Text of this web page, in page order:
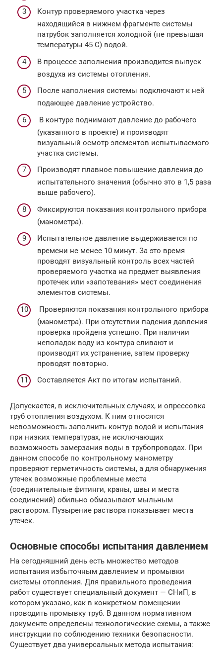
Контур проверяемого участка через
находящийся в нижнем фрагменте системы
патрубок заполняется холодной (не превышая
температуры 45 С) водой.
В процессе заполнения производится выпуск
воздуха из системы отопления.
После наполнения системы подключают к ней
подающее давление устройство.
В контуре поднимают давление до рабочего
(указанного в проекте) и производят
визуальный осмотр элементов испытываемого
участка системы.
Производят плавное повышение давления до
испытательного значения (обычно это в 1,5 раза
выше рабочего).
Фиксируются показания контрольного прибора
(манометра).
Испытательное давление выдерживается по
времени не менее 10 минут. За это время
проводят визуальный контроль всех частей
проверяемого участка на предмет выявления
протечек или «запотевания» мест соединения
элементов системы.
Проверяются показания контрольного прибора
(манометра). При отсутствии падения давления
проверка пройдена успешно. При наличии
неполадок воду из контура сливают и
производят их устранение, затем проверку
проводят повторно.
Составляется Акт по итогам испытаний.
Допускается, в исключительных случаях, и опрессовка
труб отопления воздухом. К ним относятся
невозможность заполнить контур водой и испытания
при низких температурах, не исключающих
возможность замерзания воды в трубопроводах. При
данном способе по контрольному манометру
проверяют герметичность системы, а для обнаружения
утечек возможные проблемные места
(соединительные фитинги, краны, швы и места
соединений) обильно обмазывают мыльным
раствором. Пузырение раствора показывает места
утечек.
Основные способы испытания давлением
На сегодняшний день есть множество методов
испытания избыточным давлением и промывки
системы отопления. Для правильного проведения
работ существует специальный документ — СНиП, в
котором указано, как в конкретном помещении
проводить промывку труб. В данном нормативном
документе определены технологические схемы, а также
инструкции по соблюдению техники безопасности.
Существует два универсальных метода испытания: